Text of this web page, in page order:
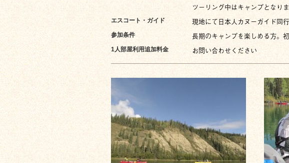
ツーリング中はキャンプとなり
エスコート・ガイド 現地にて日本人カヌーガイド同行
参加条件 長期のキャンプを楽しめる方。
1人部屋利用追加料金 お問い合わせください